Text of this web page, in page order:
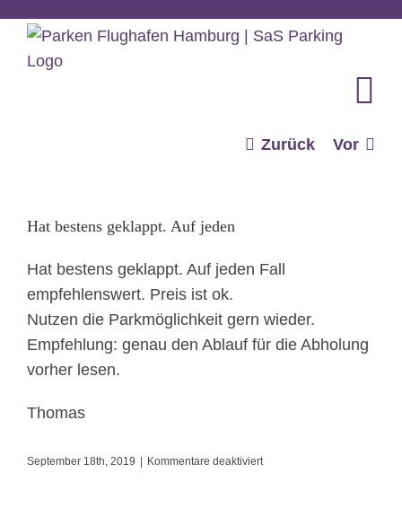
Inhalt
springen
Zurück Vor
Hat bestens geklappt. Auf jeden
Hat bestens geklappt. Auf jeden Fall
empfehlenswert. Preis ist ok.
Nutzen die Parkmöglichkeit gern wieder.
Empfehlung: genau den Ablauf für die Abholung
vorher lesen.
Thomas
September 18th, 2019 Kommentare deaktiviertfür